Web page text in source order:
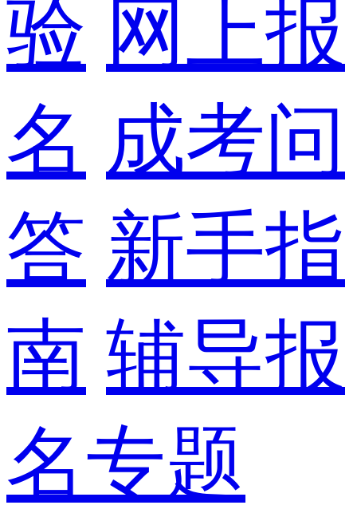
验 网上报
名 成考问
答 新手指
南 辅导报
名专题